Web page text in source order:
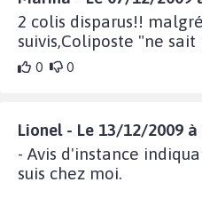
2 colis disparus!!
suivis,Coliposte "ne
0 0
Lionel - Le 13/12/2009 à
- Avis d'instance
suis chez moi.